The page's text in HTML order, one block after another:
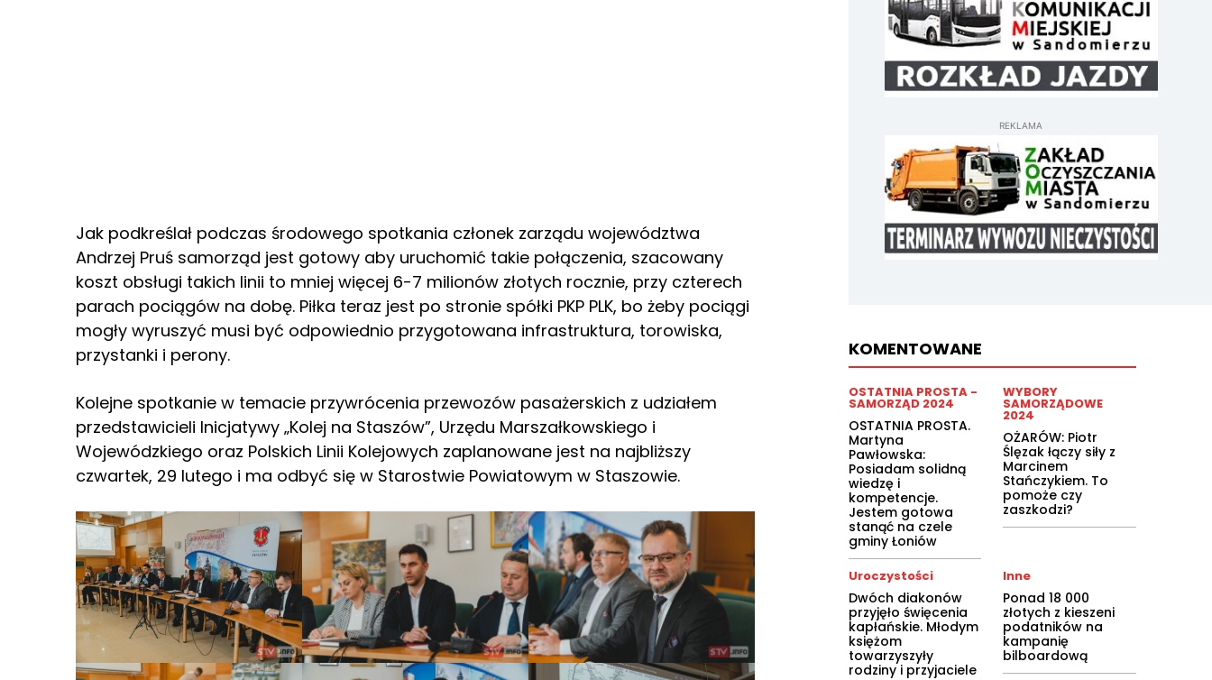
Jak podkreślał podczas środowego spotkania członek zarządu województwa
Andrzej Pruś samorząd jest gotowy aby uruchomić takie połączenia, szacowany
koszt obsługi takich linii to mniej więcej 6-7 milionów złotych rocznie, przy czterech
parach pociągów na dobę. Piłka teraz jest po stronie spółki PKP PLK, bo żeby pociągi
mogły wyruszyć musi być odpowiednio przygotowana infrastruktura, torowiska,
przystanki i perony.
Kolejne spotkanie w temacie przywrócenia przewozów pasażerskich z udziałem
przedstawicieli Inicjatywy „Kolej na Staszów”, Urzędu Marszałkowskiego i
Wojewódzkiego oraz Polskich Linii Kolejowych zaplanowane jest na najbliższy
czwartek, 29 lutego i ma odbyć się w Starostwie Powiatowym w Staszowie.
REKLAMA
KOMENTOWANE
OSTATNIA PROSTA -
SAMORZĄD 2024
OSTATNIA PROSTA.
Martyna
Pawłowska:
Posiadam solidną
wiedzę i
kompetencje.
Jestem gotowa
stanąć na czele
gminy Łoniów
WYBORY
SAMORZĄDOWE
2024
OŻARÓW: Piotr
Ślęzak łączy siły z
Marcinem
Stańczykiem. To
pomoże czy
zaszkodzi?
Uroczystości
Dwóch diakonów
przyjęło święcenia
kapłańskie. Młodym
księżom
towarzyszyły
rodziny i przyjaciele
Inne
Ponad 18 000
złotych z kieszeni
podatników na
kampanię
bilboardową